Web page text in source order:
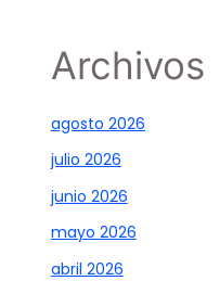
Archivos
agosto 2026
julio 2026
junio 2026
mayo 2026
abril 2026